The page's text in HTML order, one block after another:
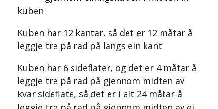
kuben
Kuben har 12 kantar, så det er 12 måtar å
leggje tre på rad på langs ein kant.
Kuben har 6 sideflater, og det er 4 måtar å
leggje tre på rad på gjennom midten av
kvar sideflate, så det er i alt 24 måtar å